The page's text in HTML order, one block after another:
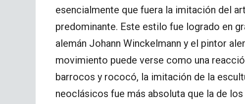
esencialmente que fuera la imitación del
predominante. Este estilo fue logrado en
alemán Johann Winckelmann y el pintor
movimiento puede verse como una
barrocos y rococó, la imitación de la
neoclásicos fue más absoluta que la de